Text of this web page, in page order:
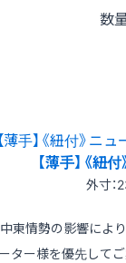
数
【薄手】《
外寸
東情勢の影響によ
ター様を優先して